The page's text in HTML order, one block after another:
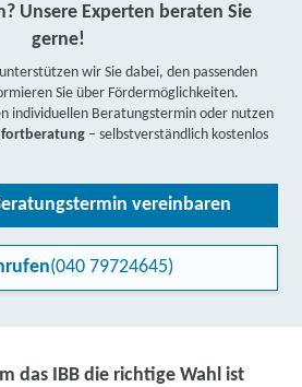
Informationen
Wirtschaft e. V.
39, 56457 WesterburgPartner
Beruf EU (IBB) |
Westerburg
Informationen
Akademie gGmbH |
Unsere Experten beraten Sie
gerne!
wir Sie dabei, den passenden
Sie über Fördermöglichkeiten.
individuellen Beratungstermin oder nutzen
– selbstverständlich kostenlos
vereinbaren
(040 79724645)
das IBB die richtige Wahl ist